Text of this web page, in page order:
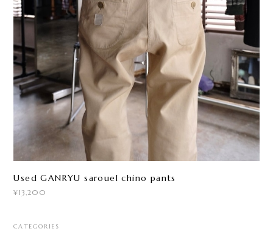
Used GANRYU sarouel chino pants
¥13,200
CATEGORIES